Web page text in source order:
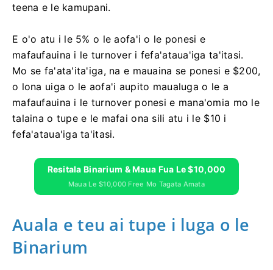
teena e le kamupani.
E o'o atu i le 5% o le aofa'i o le ponesi e
mafaufauina i le turnover i fefa'ataua'iga ta'itasi.
Mo se fa'ata'ita'iga, na e mauaina se ponesi e $200,
o lona uiga o le aofa'i aupito maualuga o le a
mafaufauina i le turnover ponesi e mana'omia mo le
talaina o tupe e le mafai ona sili atu i le $10 i
fefa'ataua'iga ta'itasi.
Resitala Binarium & Maua Fua Le $10,000
Maua Le $10,000 Free Mo Tagata Amata
Auala e teu ai tupe i luga o le
Binarium